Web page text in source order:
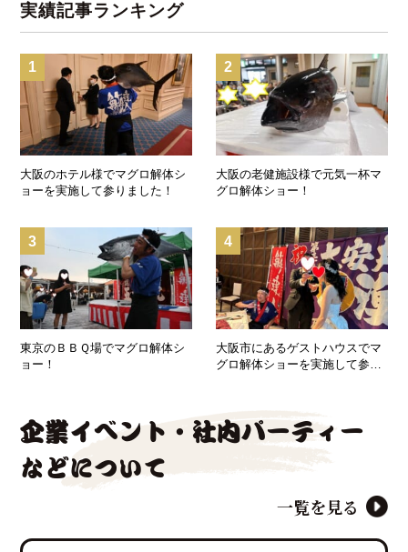
実績記事ランキング
1
大阪のホテル様でマグロ解体シ
ョーを実施して参りました！
2
大阪の老健施設様で元気一杯マ
グロ解体ショー！
3
東京のＢＢＱ場でマグロ解体シ
ョー！
4
大阪市にあるゲストハウスでマ
グロ解体ショーを実施して参り
企業イベント・社内パーティー
などについて
一覧を見る